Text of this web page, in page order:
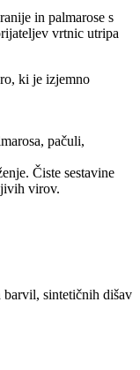
in palmarose s
vrtnic utripa
ki je izjemno
pačuli,
Čiste sestavine
virov.
sintetičnih dišav